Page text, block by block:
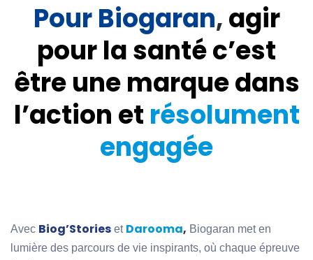
Pour Biogaran,agir
pour la santé c’est
être une marque dans
l’action et résolument
engagée
Avec Biog’Stories et Darooma, Biogaran met en
lumière des parcours de vie inspirants, où chaque épreuve